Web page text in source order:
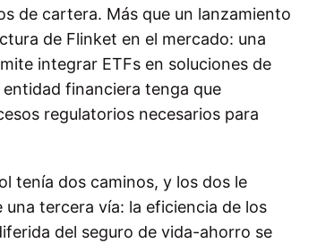
de cartera. Más que un lanzamiento
de Flinket en el mercado: una
integrar ETFs en soluciones de
financiera tenga que
regulatorios necesarios para
tenía dos caminos, y los dos le
una tercera vía: la eficiencia de los
del seguro de vida-ahorro se